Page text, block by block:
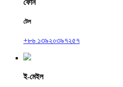
ফোন
টেল
+৮৬ ১৩৯২০৩৯৭২৫৭
ই-মেইল